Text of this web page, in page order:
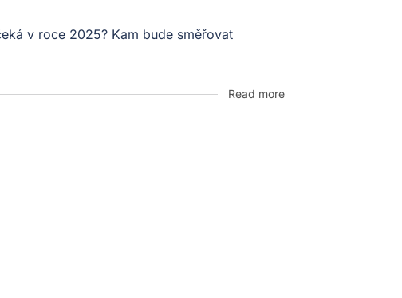
v roce 2025? Kam bude směřovat
Read more